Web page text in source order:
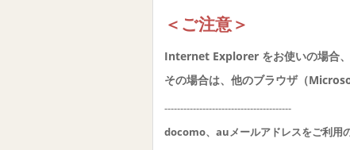
＜ご注意＞
Internet Explorer をお使いの場合、
その場合は、他のブラウザ（
----------------------------------------
docomo、auメールアドレスをご利用